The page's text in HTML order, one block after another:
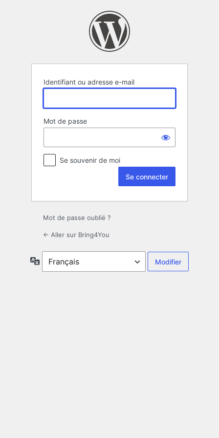
Identifiant ou adresse e-mail
Mot de passe
Se souvenir de moi
Mot de passe oublié ?
← Aller sur Bring4You
Langue